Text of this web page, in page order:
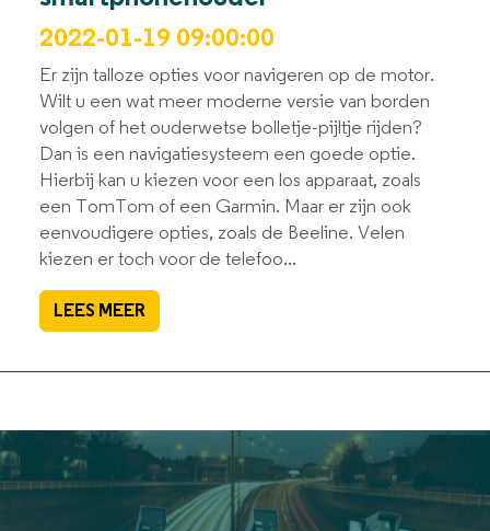
2022-01-19 09:00:00
Er zijn talloze opties voor navigeren op de motor.
Wilt u een wat meer moderne versie van borden
volgen of het ouderwetse bolletje-pijltje rijden?
Dan is een navigatiesysteem een goede optie.
Hierbij kan u kiezen voor een los apparaat, zoals
een TomTom of een Garmin. Maar er zijn ook
eenvoudigere opties, zoals de Beeline. Velen
kiezen er toch voor de telefoo...
LEES MEER